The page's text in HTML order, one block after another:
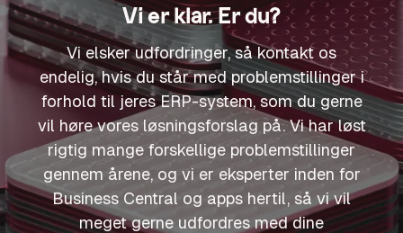
Vi er klar. Er du?
Vi elsker udfordringer, så kontakt os
endelig, hvis du står med problemstillinger i
forhold til jeres ERP-system, som du gerne
vil høre vores løsningsforslag på. Vi har løst
rigtig mange forskellige problemstillinger
gennem årene, og vi er eksperter inden for
Business Central og apps hertil, så vi vil
meget gerne udfordres med dine